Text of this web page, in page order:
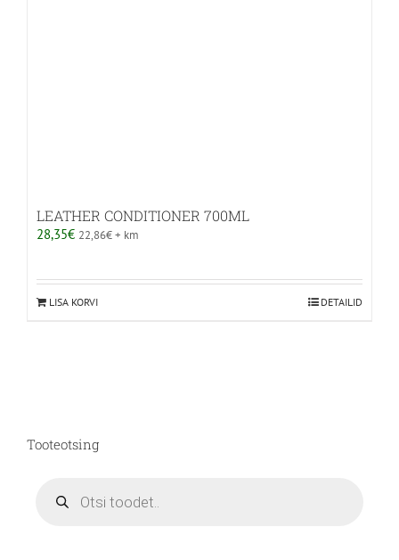
LEATHER CONDITIONER 700ML
28,35€ 22,86€+ km
LISA KORVI DETAILID
Tooteotsing
search